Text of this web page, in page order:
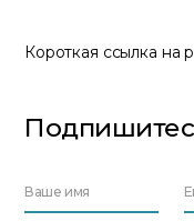
Короткая ссылка на